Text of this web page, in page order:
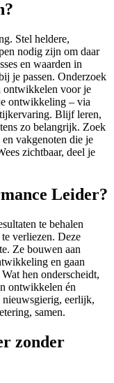
Stel heldere,
nodig zijn om daar
en waarden in
je passen. Onderzoek
ontwikkelen voor je
ontwikkeling – via
Blijf leren,
zo belangrijk. Zoek
en vakgenoten die je
zichtbaar, deel je
Leider?
te behalen
verliezen. Deze
Ze bouwen aan
en gaan
hen onderscheidt,
ontwikkelen én
nieuwsgierig, eerlijk,
samen.
zonder